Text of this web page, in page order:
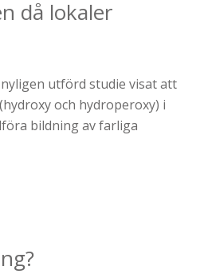
då lokaler
utförd studie visat att
och hydroperoxy) i
bildning av farliga